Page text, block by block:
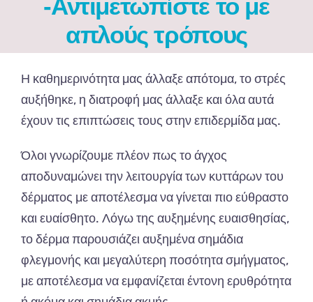
-Αντιμετωπίστε το με
απλούς τρόπους
Η καθημερινότητα μας άλλαξεαπότομα,τοστρές
αυξήθηκε, η διατροφή μας άλλαξε καιόλα αυτά
έχουντις επιπτώσεις τους στηνεπιδερμίδα μας.
Όλοιγνωρίζουμεπλέονπως τοάγχος
αποδυναμώνειτηνλειτουργίατων κυττάρωντου
δέρματος μεαποτέλεσμα ναγίνεται πιοεύθραστο
καιευαίσθητο. Λόγωτης αυξημένης ευαισθησίας,
τοδέρμα παρουσιάζειαυξημένασημάδια
φλεγμονής και μεγαλύτερη ποσότητασμήγματος,
μεαποτέλεσμα ναεμφανίζεταιέντονη ερυθρότητα